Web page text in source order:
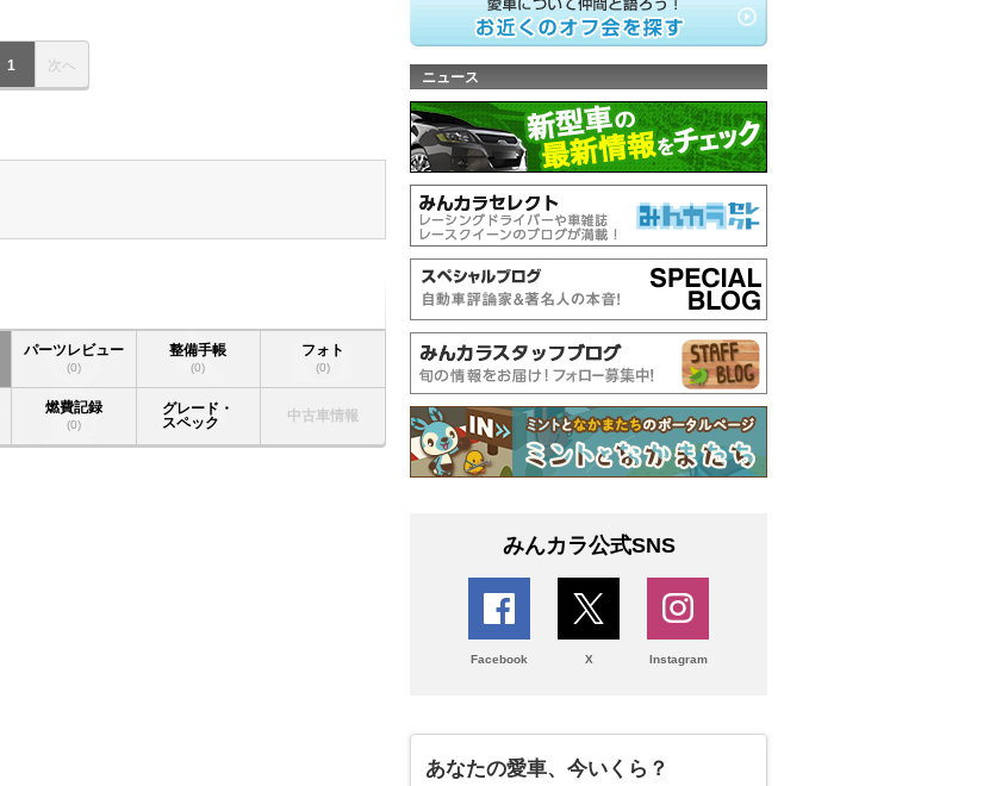
1 次へ
パーツレビュー
(0)
整備手帳
(0)
フォト
(0)
燃費記録
(0)
グレード・
スペック
中古車情報
ニュース
みんカラ公式SNS
Facebook X Instagram
あなたの愛車、今いくら？